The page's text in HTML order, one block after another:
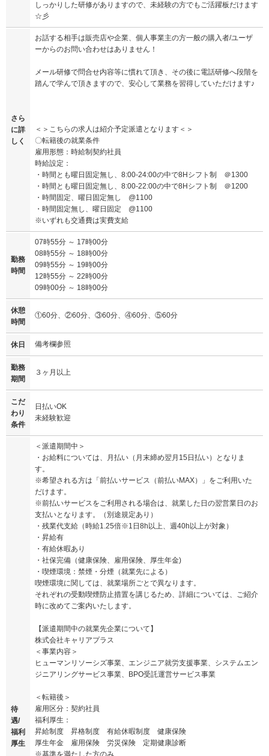
しっかりした研修がありますので、未経験の方でもご活躍板だけます
☆彡
さら
に詳
しく
お話する相手は販売店や企業、個人事業主の方一般の購入者/ユーザ
ーからのお問い合わせはありません！
メール研修で問合せ内容等に慣れて頂き、その後に電話研修へ段階を
踏んで学んで頂きますので、安心して業務を習得していただけます♪
＜＞こちらの求人は紹介予定派遣となります＜＞
〇転籍後の就業条件
雇用形態：時給制契約社員
時給設定：
・時間とも曜日固定無し、8:00-24:00の中で8Hシフト制 ＠1300
・時間とも曜日固定無し、8:00-22:00の中で8Hシフト制 ＠1200
・時間固定、曜日固定無し @1100
・時間固定無し、曜日固定 @1100
※いずれも交通費は実費支給
勤務
時間
07時55分 ～ 17時00分
08時55分 ～ 18時00分
09時55分 ～ 19時00分
12時55分 ～ 22時00分
09時00分 ～ 18時00分
休憩
時間
①60分、②60分、③60分、④60分、⑤60分
休日 備考欄参照
勤務
期間
３ヶ月以上
こだ
わり
条件
日払いOK
未経験歓迎
待
遇/
福利
厚生
＜派遣期間中＞
・お給料については、月払い（月末締め翌月15日払い）となりま
す。
※希望される方は「前払いサービス（前払いMAX）」をご利用いた
だけます。
※前払いサービスをご利用される場合は、就業した日の翌営業日のお
支払いとなります。（別途規定あり）
・残業代支給（時給1.25倍※1日8h以上、週40h以上が対象）
・昇給有
・有給休暇あり
・社保完備（健康保険、雇用保険、厚生年金)
・喫煙環境：禁煙・分煙（就業先による）
喫煙環境に関しては、就業場所ごとで異なります。
それぞれの受動喫煙防止措置を講じるため、詳細については、ご紹介
時に改めてご案内いたします。
【派遣期間中の就業先企業について】
株式会社キャリアプラス
＜事業内容＞
ヒューマンリソーシズ事業、エンジニア就労支援事業、システムエン
ジニアリングサービス事業、BPO受託運営サービス事業
＜転籍後＞
雇用区分：契約社員
福利厚生：
昇給制度 昇格制度 有給休暇制度 健康保険
厚生年金 雇用保険 労災保険 定期健康診断
※基準を満たした方のみ